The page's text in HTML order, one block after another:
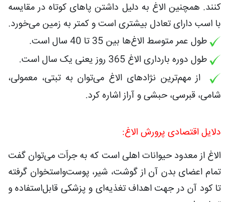
کنند. همچنین الاغ به دلیل داشتن پاهای کوتاه در مقایسه
با اسب دارای تعادل بیشتری است و کمتر به زمین می‌خورد.
طول عمر متوسط الاغ‌ها بین 35 تا 40 سال است.
طول دوره بارداری الاغ 365 روز یعنی یک سال است.
از مهم‌ترین نژادهای الاغ می‌توان به تبتی، معمولی،
شامی، قبرسی، حبشی و آراز اشاره کرد.
دلایل اقتصادی پرورش الاغ:
الاغ از معدود حیوانات اهلی است که به جراّت می‌توان گفت
تمام اعضای بدن آن از گوشت، شیر، پوست‌واستخوان گرفته
تا کود آن در جهت اهداف تغذیه‌ای و پزشکی قابل‌استفاده و